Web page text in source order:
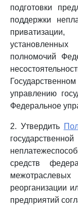
подготовки
поддержки
установленных
полномочий
управлению
Федеральное
2. Утвердить
средств
реорганизации
предприятий